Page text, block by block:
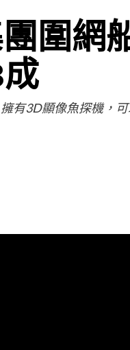
圍網
有3D顯像魚探機，